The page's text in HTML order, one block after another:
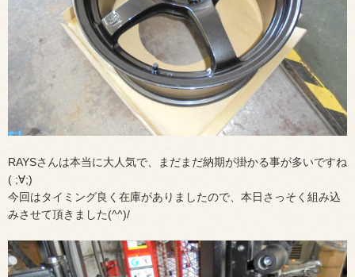
RAYSさんは本当に大人気で、まだまだ納期が掛かる事が多いですね
( ;∀;)
今回はタイミング良く在庫がありましたので、本日さっそく組み込
みさせて頂きました(^^)/